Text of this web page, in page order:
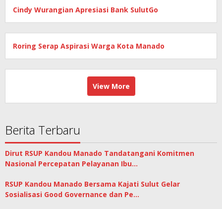
Cindy Wurangian Apresiasi Bank SulutGo
Roring Serap Aspirasi Warga Kota Manado
View More
Berita Terbaru
Dirut RSUP Kandou Manado Tandatangani Komitmen
Nasional Percepatan Pelayanan Ibu…
RSUP Kandou Manado Bersama Kajati Sulut Gelar
Sosialisasi Good Governance dan Pe…